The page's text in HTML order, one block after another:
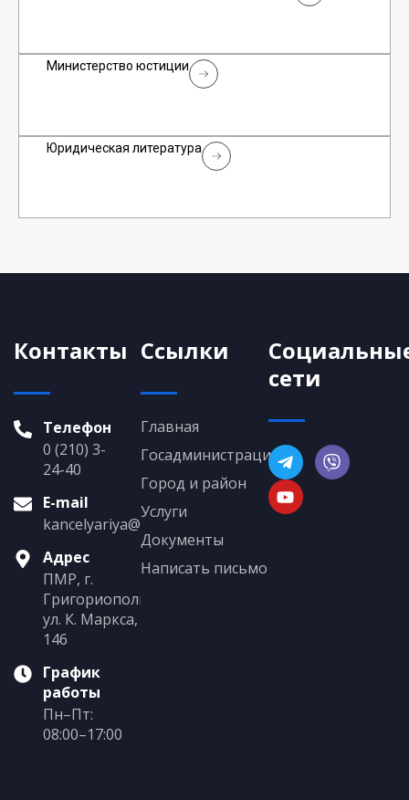
Министерство юстиции
Юридическая литература
Контакты
Телефон
0 (210) 3-
24-40
E-mail
kancelyariya@grigoriopol.gospmr.org
Адрес
ПМР, г.
Григориополь,
ул. К. Маркса,
146
График
работы
Пн–Пт:
08:00–17:00
Ссылки
Главная
Госадминистрация
Город и район
Услуги
Документы
Написать письмо
сети